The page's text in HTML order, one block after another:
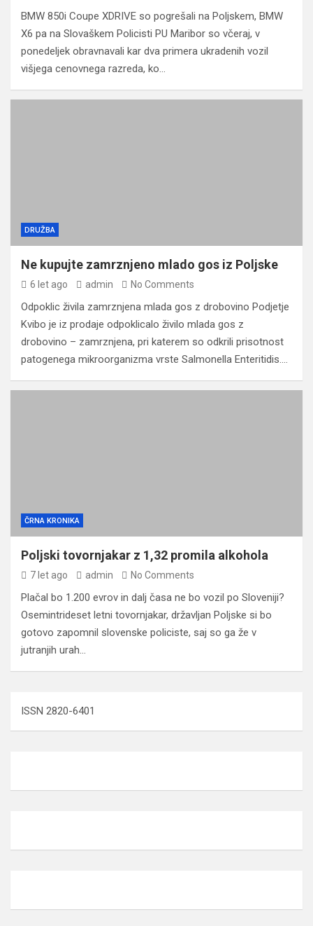
BMW 850i Coupe XDRIVE so pogrešali na Poljskem, BMW
X6 pa na Slovaškem Policisti PU Maribor so včeraj, v
ponedeljek obravnavali kar dva primera ukradenih vozil
višjega cenovnega razreda, ko…
DRUŽBA
Ne kupujte zamrznjeno mlado gos iz Poljske
6 let ago admin No Comments
Odpoklic živila zamrznjena mlada gos z drobovino Podjetje
Kvibo je iz prodaje odpoklicalo živilo mlada gos z
drobovino – zamrznjena, pri katerem so odkrili prisotnost
patogenega mikroorganizma vrste Salmonella Enteritidis.…
ČRNA KRONIKA
Poljski tovornjakar z 1,32 promila alkohola
7 let ago admin No Comments
Plačal bo 1.200 evrov in dalj časa ne bo vozil po Sloveniji?
Osemintrideset letni tovornjakar, državljan Poljske si bo
gotovo zapomnil slovenske policiste, saj so ga že v
jutranjih urah…
ISSN 2820-6401